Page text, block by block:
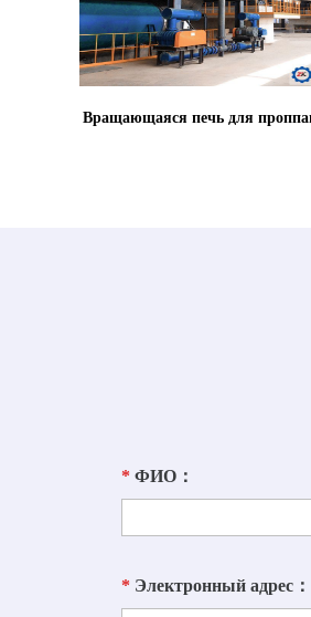
Вращающаяся печь для
* ФИО：
* Электронный адрес：